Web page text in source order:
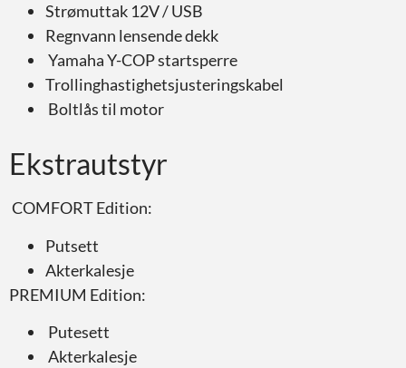
Strømuttak 12V / USB
Regnvann lensende dekk
Yamaha Y-COP startsperre
Trollinghastighetsjusteringskabel
Boltlås til motor
Ekstrautstyr
COMFORT Edition:
Putsett
Akterkalesje
PREMIUM Edition:
Putesett
Akterkalesje